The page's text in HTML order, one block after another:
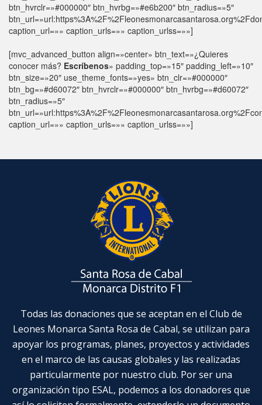
btn_hvrclr=»#000000″ btn_hvrbg=»#e6b200″ btn_radius=»5″
caption_url=»» caption_urls=»» caption_urlss=»»]
[mvc_advanced_button align=»center» btn_text=»¿Quieres
conocer más? Escríbenos» padding_top=»15″ padding_left=»10″
btn_size=»20″ use_theme_fonts=»yes» btn_clr=»#000000″
btn_bg=»#d60072″ btn_hvrclr=»#000000″ btn_hvrbg=»#d60072″
btn_radius=»5″
caption_url=»» caption_urls=»» caption_urlss=»»]
Todas las donaciones que se aceptan en el Club de
Leones Monarca Santa Rosa de Cabal, se utilizan para
apoyar los programas, planes, proyectos y actividades
en el marco de las causas globales y las realizadas
particularmente por nuestro club. Por ser una
organización tipo ESAL, podemos a los donadores que